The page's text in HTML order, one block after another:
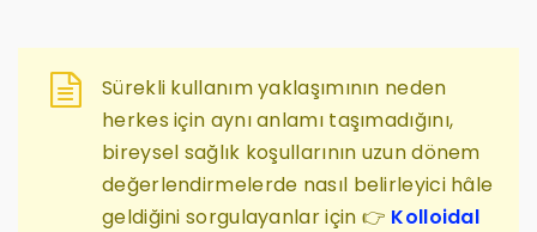
Sürekli kullanım yaklaşımının neden
herkes için aynı anlamı taşımadığını,
bireysel sağlık koşullarının uzun dönem
değerlendirmelerde nasıl belirleyici hâle
geldiğini sorgulayanlar için 👉 Kolloidal